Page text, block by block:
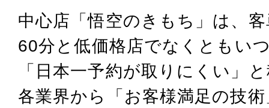
中心店「悟空のきもち」は、
60分と低価格店でなくとも い
「日本一予約が取りにくい」
各業界から「お客様満足の技